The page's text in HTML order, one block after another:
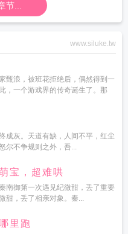
节...
www.siluke.tw
甄浪，被班花拒绝后，偶然得到一
，一个游戏界的传奇诞生了。那
成灰。天道有缺，人间不平，红尘
尔不争规则之外，吾...
宝，超难哄
南御第一次遇见纪微甜，丢了重要
甜，丢了相亲对象。秦...
里跑